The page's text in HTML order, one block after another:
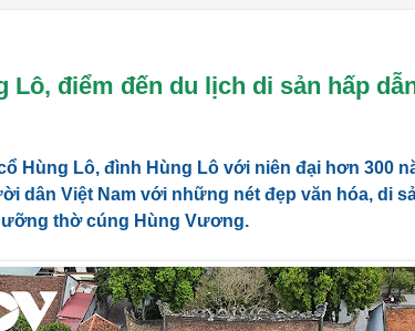
Lô, điểm đến du lịch di sản hấp
Hùng Lô, đình Hùng Lô với niên đại hơn 300
dân Việt Nam với những nét đẹp văn hóa, di
thờ cúng Hùng Vương.